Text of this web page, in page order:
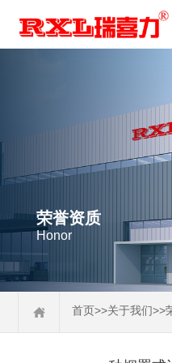
荣誉资质
Honor
首页>>关于我们>>